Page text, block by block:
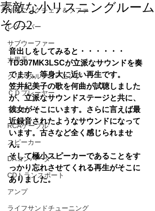
リスニングチェア＆ソファ
レシーバー
サブウーファー
大黒天
クリスタルチューニング
ＣＤプレーヤー
プレゼント
RCAケーブル
スピーカー
DAコンバーター
CDトランスポート
アンプ
ライフサンドチューニング
素敵な小リスニングルーム
その2
音出しをしてみると・・・・・・
TD307MK3LSCが立派なサウンドを奏
でます。等身大に近い再生です。
笠井紀美子の歌を何曲が試聴しました
が、立派なサウンドステージと共に、
彼女がそこにいます。さらに言えば最
近録音されたようなサウンドになって
います。古さなど全く感じられませ
ん。
そして極小スピーカーであることをす
っかり忘れさせてくれる再生がそこに
ありました。